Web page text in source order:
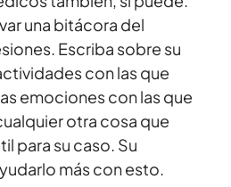
una bitácora del
Escriba sobre su
con las que
emociones con las que
otra cosa que
para su caso. Su
más con esto.